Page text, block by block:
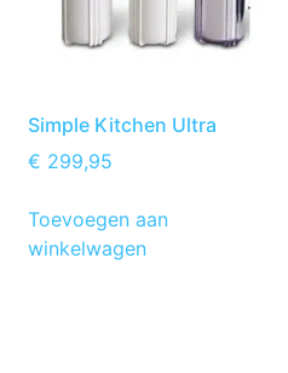
Simple Kitchen Ultra
€ 299,95
Toevoegen aan
winkelwagen